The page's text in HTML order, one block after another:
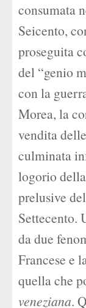
consumata
Seicento,
proseguita
del “genio
con la
Morea, la
vendita
culminata
logorio
prelusive
Settecento.
da due
Francese e
quella che
veneziana.